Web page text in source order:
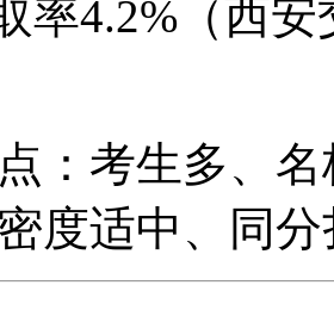
率4.2%（西
：考生多、
度适中、同